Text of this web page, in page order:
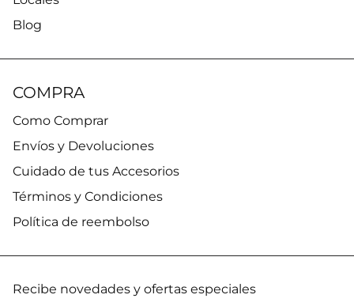
Blog
COMPRA
Como Comprar
Envíos y Devoluciones
Cuidado de tus Accesorios
Términos y Condiciones
Política de reembolso
Recibe novedades y ofertas especiales